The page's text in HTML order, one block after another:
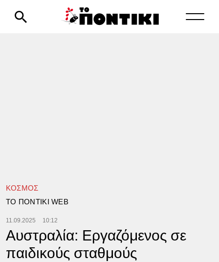
ΚΟΣΜΟΣ
TΟ ΠΟΝΤΙΚΙ WEB
11.09.2025 10:12
Αυστραλία: Εργαζόμενος σε
παιδικούς σταθμούς